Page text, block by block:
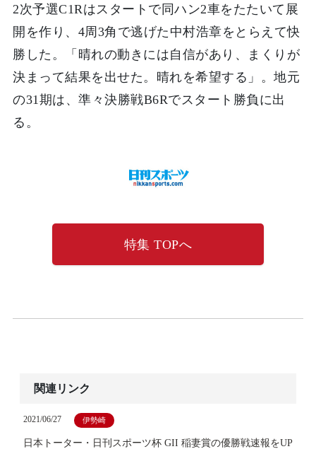
2次予選C1Rはスタートで同ハン2車をたたいて展
開を作り、4周3角で逃げた中村浩章をとらえて快
勝した。「晴れの動きには自信があり、まくりが
決まって結果を出せた。晴れを希望する」。地元
の31期は、準々決勝戦B6Rでスタート勝負に出
る。
特集 TOPへ
関連リンク
2021/06/27 伊勢崎
日本トーター・日刊スポーツ杯 GII 稲妻賞の優勝戦速報をUP